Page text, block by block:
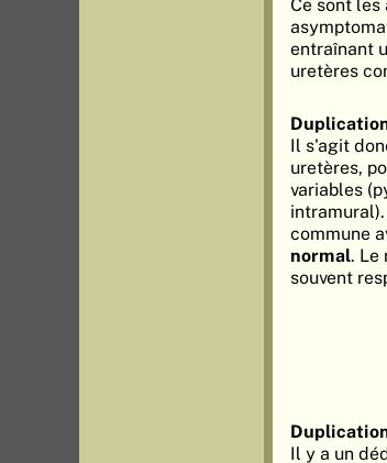
Ce sont
entraînant
uretères
Il s'agit
uretères,
variables
commune
normal. Le
souvent
Il y a un